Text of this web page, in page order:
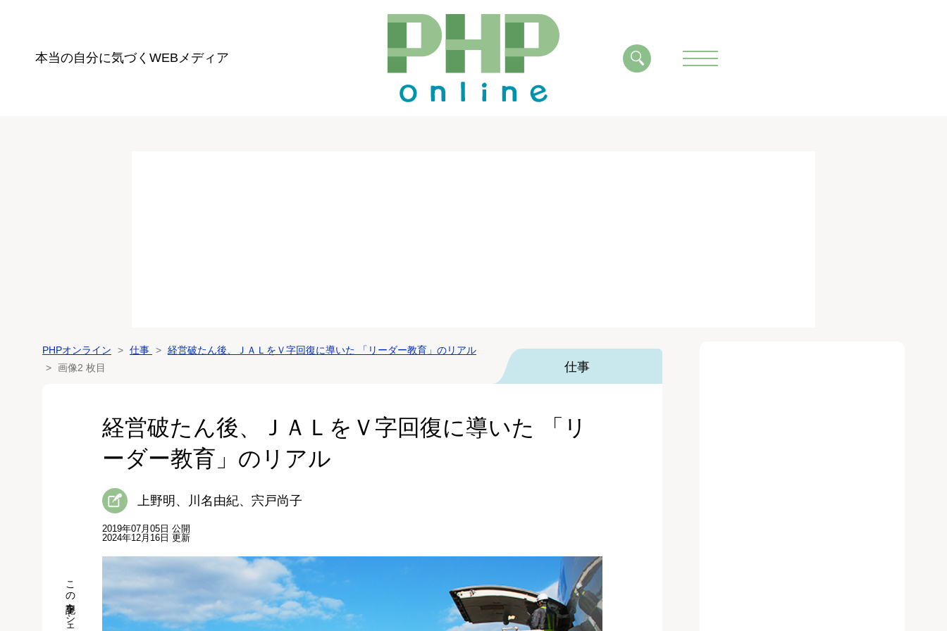
本当の自分に気づく WEBメディア
PHPオンライン 仕事
経営破たん後、ＪＡＬをＶ字回復に導いた 「リーダー教育」のリアル
画像2 枚目
仕事
経営破たん後、ＪＡＬをＶ字回復に導いた 「リ
ーダー教育」のリアル
上野明、川名由紀、宍戸尚子
2019年07月05日 公開
2024年12月16日 更新
この記事をシェア